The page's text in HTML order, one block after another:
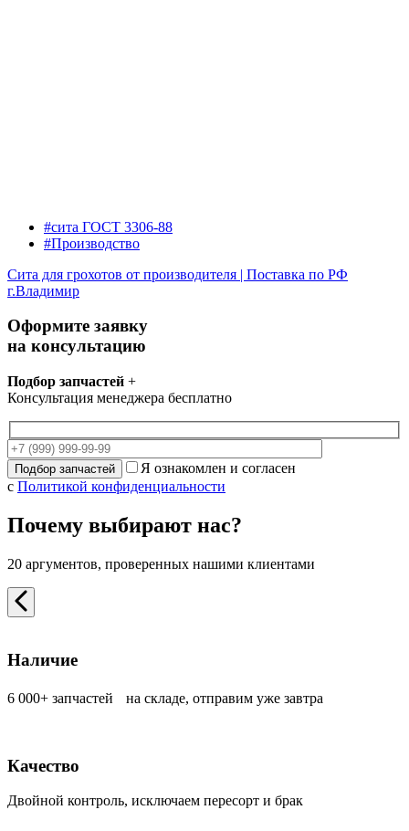
#сита ГОСТ 3306-88
#Производство
Сита для грохотов от производителя | Поставка по РФ
г.Владимир
Оформите заявку
на консультацию
Подбор запчастей +
Консультация менеджера бесплатно
Я ознакомлен и согласен
с Политикой конфиденциальности
Почему выбирают нас?
20 аргументов, проверенных нашими клиентами
Наличие
6 000+ запчастей на складе, отправим уже завтра
Качество
Двойной контроль, исключаем пересорт и брак